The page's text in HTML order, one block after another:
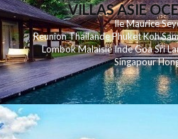
VILLAS ASIE
Ile Maurice
ReunionThailandePhuketKoh
LombokMalaisieIndeGoaSri
Singapour